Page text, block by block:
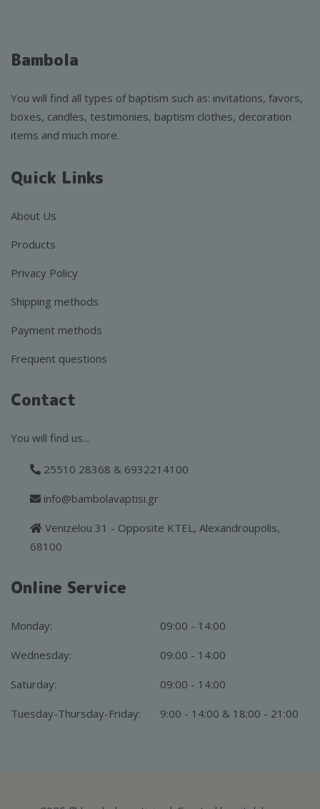
Bambola
You will find all types of baptism such as: invitations, favors,
boxes, candles, testimonies, baptism clothes, decoration
items and much more.
Quick Links
About Us
Products
Privacy Policy
Shipping methods
Payment methods
Frequent questions
Contact
You will find us...
25510 28368 & 6932214100
info@bambolavaptisi.gr
Venizelou 31 - Opposite KTEL, Alexandroupolis,
68100
Online Service
Monday: 09:00 - 14:00
Wednesday: 09:00 - 14:00
Saturday: 09:00 - 14:00
Tuesday-Thursday-Friday: 9:00 - 14:00 & 18:00 - 21:00